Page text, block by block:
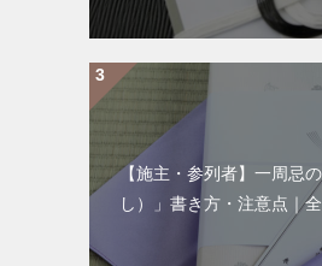
【施主・参列者】一周忌
し）」書き方・注意点｜